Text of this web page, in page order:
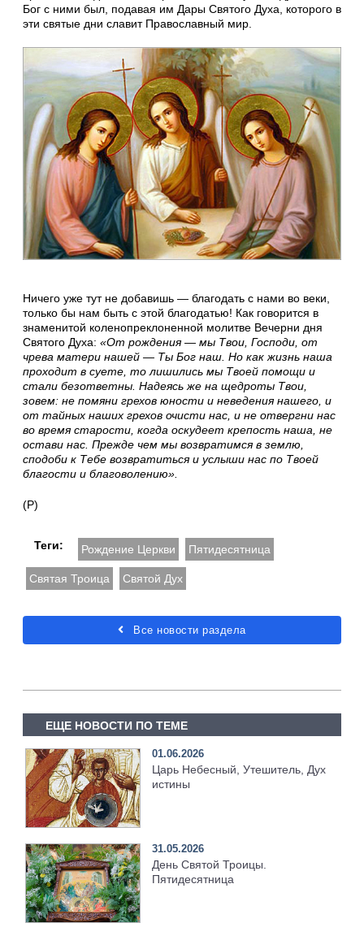
Бог с ними был, подавая им Дары Святого Духа, которого в
эти святые дни славит Православный мир.
Ничего уже тут не добавишь — благодать с нами во веки,
только бы нам быть с этой благодатью! Как говорится в
знаменитой коленопреклоненной молитве Вечерни дня
Святого Духа: «От рождения — мы Твои, Господи, от
чрева матери нашей — Ты Бог наш. Но как жизнь наша
проходит в суете, то лишились мы Твоей помощи и
стали безответны. Надеясь же на щедроты Твои,
зовем: не помяни грехов юности и неведения нашего, и
от тайных наших грехов очисти нас, и не отвергни нас
во время старости, когда оскудеет крепость наша, не
остави нас. Прежде чем мы возвратимся в землю,
сподоби к Тебе возвратиться и услыши нас по Твоей
благости и благоволению».
(Р)
Теги: Рождение Церкви Пятидесятница
Святая Троица Святой Дух
Все новости раздела
ЕЩЕ НОВОСТИ ПО ТЕМЕ
01.06.2026
Царь Небесный, Утешитель, Дух
истины
31.05.2026
День Святой Троицы.
Пятидесятница